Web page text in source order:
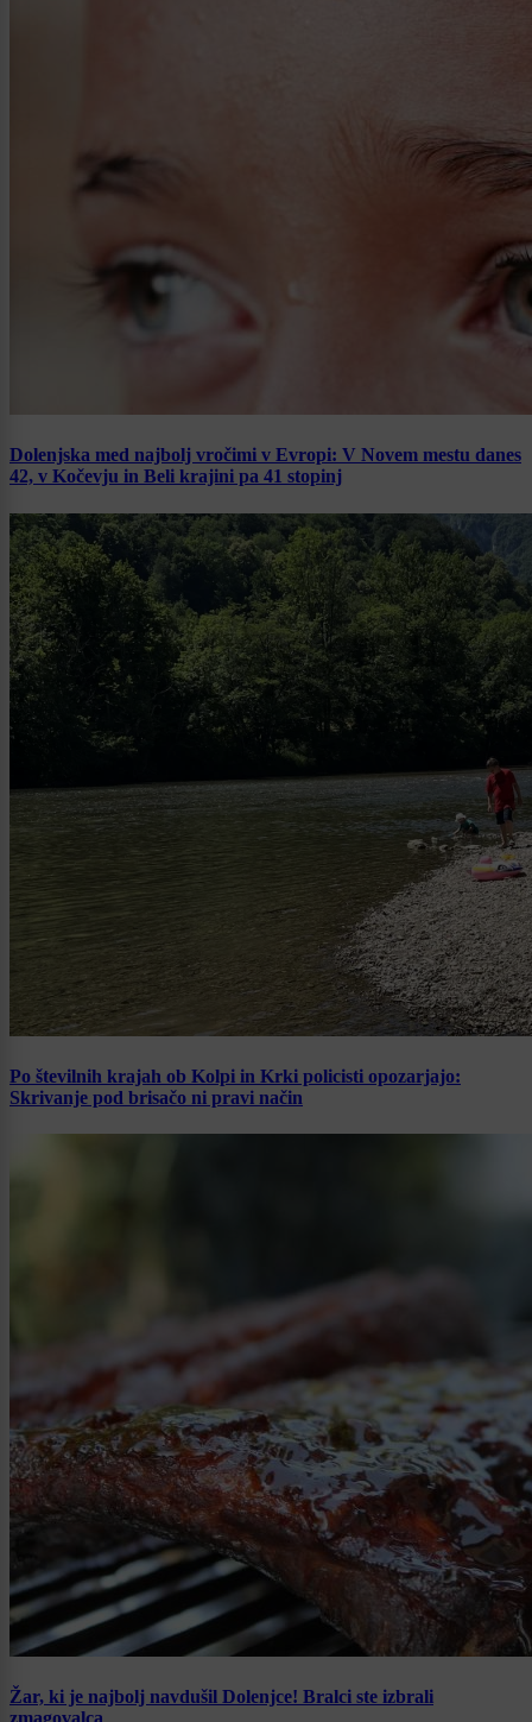
Dolenjska med najbolj vročimi v Evropi: V Novem mestu danes
42, v Kočevju in Beli krajini pa 41 stopinj
Po številnih krajah ob Kolpi in Krki policisti opozarjajo:
Skrivanje pod brisačo ni pravi način
Žar, ki je najbolj navdušil Dolenjce! Bralci ste izbrali